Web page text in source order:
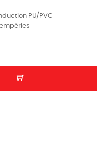
PU/PVC